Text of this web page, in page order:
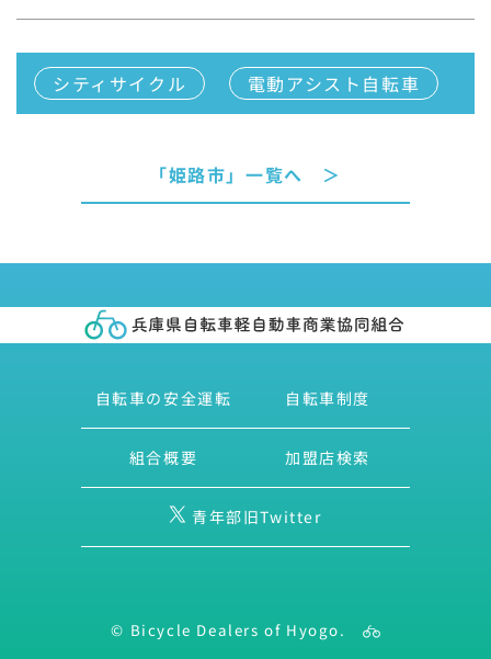
シティサイクル 電動アシスト自転車
「姫路市」一覧へ ＞
自転車の安全運転 自転車制度
組合概要 加盟店検索
青年部旧Twitter
© Bicycle Dealers of Hyogo.